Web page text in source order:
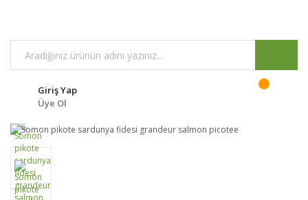
Giriş Yap
Üye Ol